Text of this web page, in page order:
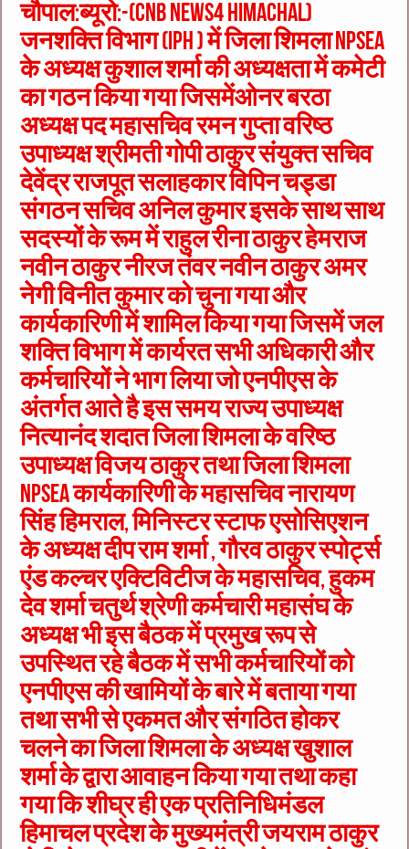
चौपाल:ब्यूरो:-(cnb news4 himachal)
जनशक्ति विभाग (IPH ) में जिला शिमला NPSEA
के अध्यक्ष कुशाल शर्मा की अध्यक्षता में कमेटी
का गठन किया गया जिसमेंओनर बरठा
अध्यक्ष पद महासचिव रमन गुप्ता वरिष्ठ
उपाध्यक्ष श्रीमती गोपी ठाकुर संयुक्त सचिव
देवेंद्र राजपूत सलाहकार विपिन चड्डा
संगठन सचिव अनिल कुमार इसके साथ साथ
सदस्यों के रूम में राहुल रीना ठाकुर हेमराज
नवीन ठाकुर नीरज तंवर नवीन ठाकुर अमर
नेगी विनीत कुमार को चुना गया और
कार्यकारिणी में शामिल किया गया जिसमें जल
शक्ति विभाग में कार्यरत सभी अधिकारी और
कर्मचारियों ने भाग लिया जो एनपीएस के
अंतर्गत आते है इस समय राज्य उपाध्यक्ष
नित्यानंद शदात जिला शिमला के वरिष्ठ
उपाध्यक्ष विजय ठाकुर तथा जिला शिमला
NPSEA कार्यकारिणी के महासचिव नारायण
सिंह हिमराल, मिनिस्टर स्टाफ एसोसिएशन
के अध्यक्ष दीप राम शर्मा , गौरव ठाकुर स्पोर्ट्स
एंड कल्चर एक्टिविटीज के महासचिव, हुकम
देव शर्मा चतुर्थ श्रेणी कर्मचारी महासंघ के
अध्यक्ष भी इस बैठक में प्रमुख रूप से
उपस्थित रहे बैठक में सभी कर्मचारियों को
एनपीएस की खामियों के बारे में बताया गया
तथा सभी से एकमत और संगठित होकर
चलने का जिला शिमला के अध्यक्ष खुशाल
शर्मा के द्वारा आवाहन किया गया तथा कहा
गया कि शीघ्र ही एक प्रतिनिधिमंडल
हिमाचल प्रदेश के मुख्यमंत्री जयराम ठाकुर